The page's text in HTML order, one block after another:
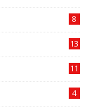
8
13
11
4